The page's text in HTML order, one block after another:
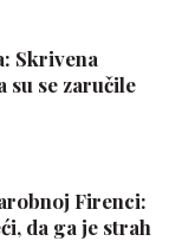
Skrivena
su se zaručile
Firenci:
da ga je strah